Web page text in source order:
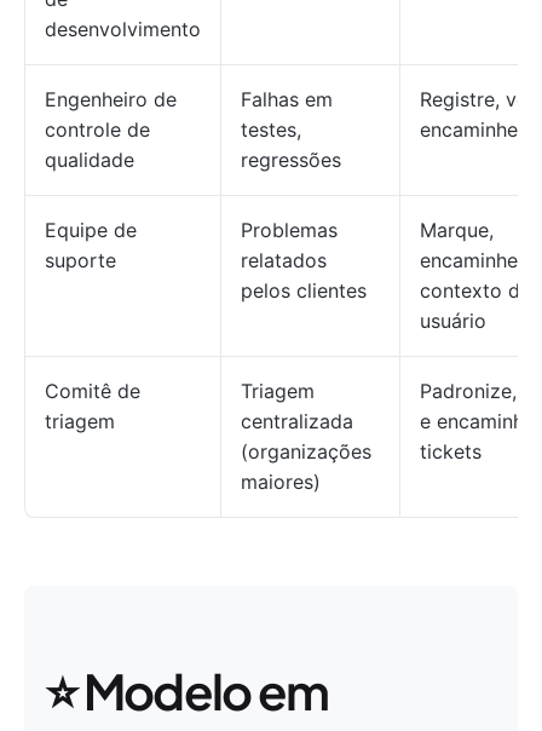
desenvolvimento
Engenheiro de
controle de
qualidade
Falhas em
testes,
regressões
Registre,
encaminhe
Equipe de
suporte
Problemas
relatados
pelos clientes
Marque,
encaminhe
contexto do
usuário
Comitê de
triagem
Triagem
centralizada
(organizações
maiores)
Padronize,
e encaminhe
tickets
⭐️ Modelo em